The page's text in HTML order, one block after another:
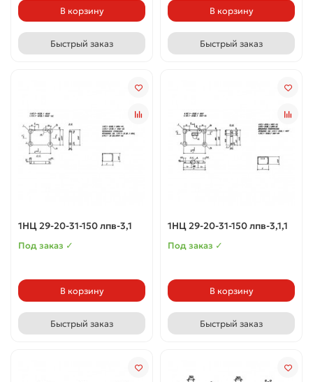
В корзину
Быстрый заказ
В корзину
Быстрый заказ
1НЦ 29-20-31-150 лпв-3,1
Под заказ ✓
В корзину
Быстрый заказ
1НЦ 29-20-31-150 лпв-3,1,1
Под заказ ✓
В корзину
Быстрый заказ